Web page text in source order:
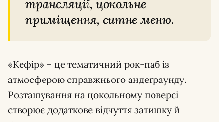
трансляції, цокольне
приміщення, ситне меню.
«Кефір» – це тематичний рок-паб із
атмосферою справжнього андеґраунду.
Розташування на цокольному поверсі
створює додаткове відчуття затишку й